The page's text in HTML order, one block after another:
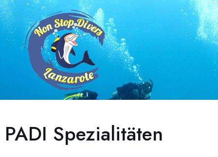
PADI Spezialitäten